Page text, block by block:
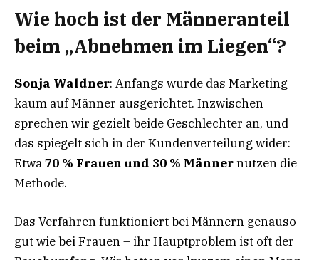
Wie hoch ist der Männeranteil
beim „Abnehmen im Liegen“?
Sonja Waldner: Anfangs wurde das Marketing
kaum auf Männer ausgerichtet. Inzwischen
sprechen wir gezielt beide Geschlechter an, und
das spiegelt sich in der Kundenverteilung wider:
Etwa70 % Frauen und 30 % Männernutzen die
Methode.
Das Verfahren funktioniert bei Männern genauso
gut wie bei Frauen – ihr Hauptproblem ist oft der